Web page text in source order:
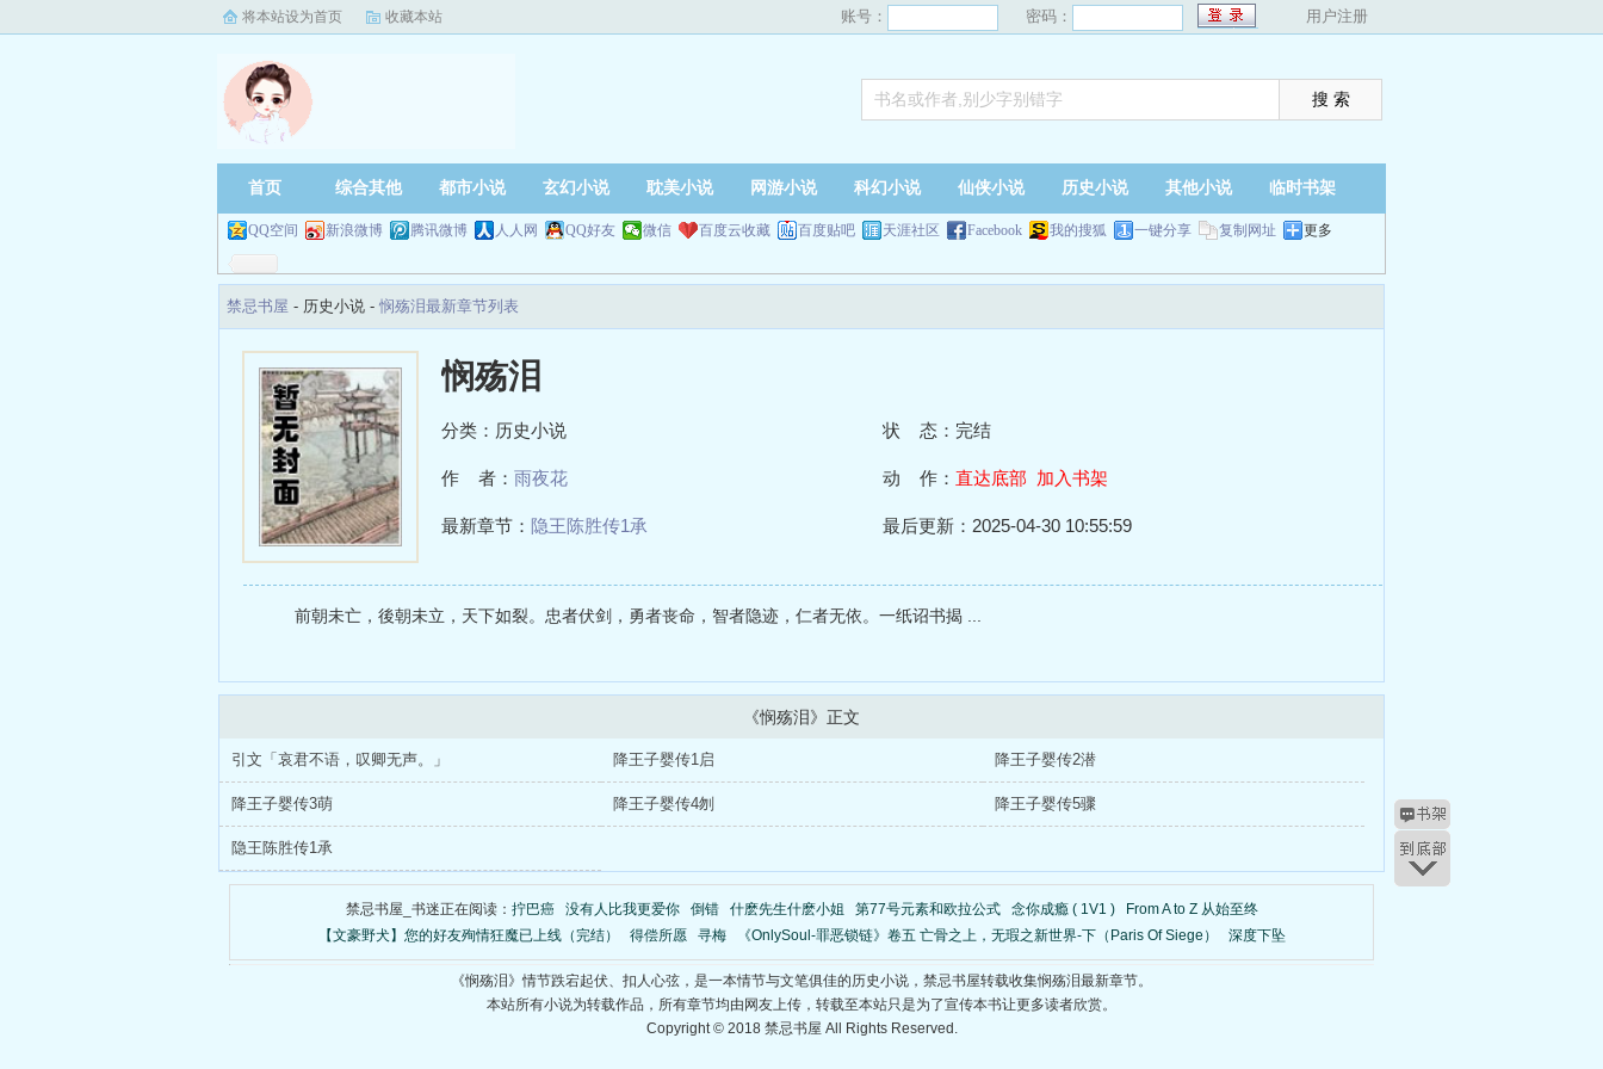
将本站设为首页 收藏本站 账号： 密码： 用户注册
首页 综合其他 都市小说 玄幻小说 耽美小说 网游小说 科幻小说 仙侠小说 历史小说 其他小说 临时书架
QQ空间 新浪微博 腾讯微博 人人网 QQ好友 微信 百度云收藏 百度贴吧 天涯社区 Facebook 我的搜狐 一键分享 复制网址 更多
禁忌书屋 - 历史小说 - 悯殇泪最新章节列表
悯殇泪
分类：历史小说 状 态：完结
作 者： 雨夜花 动 作： 直达底部 加入书架
最新章节： 隐王陈胜传1承 最后更新：2025-04-30 10:55:59
前朝未亡，後朝未立，天下如裂。忠者伏剑，勇者丧命，智者隐迹，仁者无依。一纸诏书揭 ...
《悯殇泪》正文
引文「哀君不语，叹卿无声。」 降王子婴传1启 降王子婴传2潜
降王子婴传3萌 降王子婴传4刎 降王子婴传5骤
隐王陈胜传1承
禁忌书屋_书迷正在阅读： 拧巴癌 没有人比我更爱你 倒错 什麽先生什麽小姐 第77号元素和欧拉公式 念你成瘾 ( 1V1 )
From A to Z 从始至终
【文豪野犬】您的好友殉情狂魔已上线（完结）
得偿所愿 寻梅 《OnlySoul-罪恶锁链》卷五 亡骨之上，无瑕之新世界-下（Paris Of Siege） 深度下坠
《悯殇泪》情节跌宕起伏、扣人心弦，是一本情节与文笔俱佳的历史小说，禁忌书屋转载收集悯殇泪最新章节。
本站所有小说为转载作品，所有章节均由网友上传，转载至本站只是为了宣传本书让更多读者欣赏。
Copyright © 2018 禁忌书屋 All Rights Reserved.